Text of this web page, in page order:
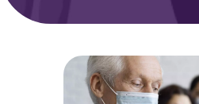
Dicas de Saúde
Hábitos Saudáveis